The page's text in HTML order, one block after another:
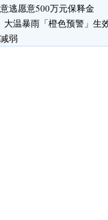
逃愿意500万元保释金
大温暴雨「橙色预警」生
弱